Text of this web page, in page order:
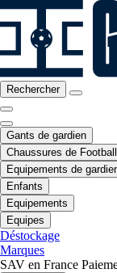
Rechercher
Gants de gardien
Chaussures de Football
Equipements de
Enfants
Equipements
Equipes
Déstockage
Marques
SAV en France